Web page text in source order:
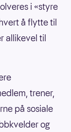
i «styre
å flytte til
allikevel til
trener,
på sosiale
og